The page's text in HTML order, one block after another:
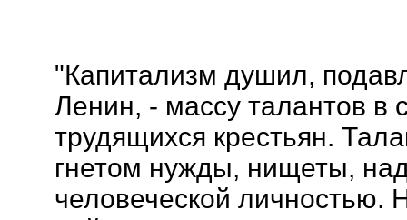
"Капитализм душил,
Ленин, - массу талантов в
трудящихся крестьян.
гнетом нужды, нищеты,
человеческой личностью.